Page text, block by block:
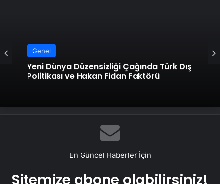
Genel
Yeni Dünya Düzensizliği Çağında Türk Dış
Politikası ve Hakan Fidan Faktörü
En Güncel Haberler İçin
Sitemize abone olabilirsiniz!